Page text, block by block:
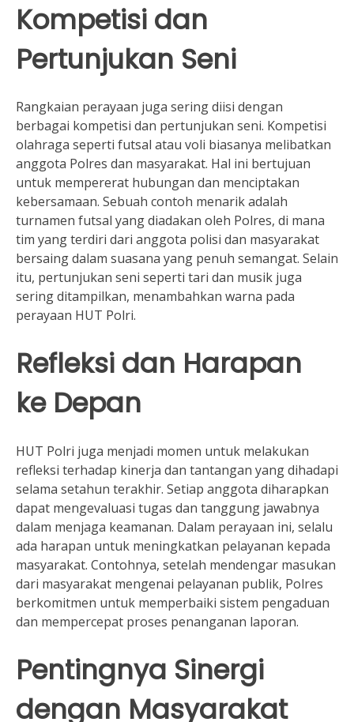
Kompetisi dan
Pertunjukan Seni
Rangkaian perayaan juga sering diisi dengan
berbagai kompetisi dan pertunjukan seni. Kompetisi
olahraga seperti futsal atau voli biasanya melibatkan
anggota Polres dan masyarakat. Hal ini bertujuan
untuk mempererat hubungan dan menciptakan
kebersamaan. Sebuah contoh menarik adalah
turnamen futsal yang diadakan oleh Polres, di mana
tim yang terdiri dari anggota polisi dan masyarakat
bersaing dalam suasana yang penuh semangat. Selain
itu, pertunjukan seni seperti tari dan musik juga
sering ditampilkan, menambahkan warna pada
perayaan HUT Polri.
Refleksi dan Harapan
ke Depan
HUT Polri juga menjadi momen untuk melakukan
refleksi terhadap kinerja dan tantangan yang dihadapi
selama setahun terakhir. Setiap anggota diharapkan
dapat mengevaluasi tugas dan tanggung jawabnya
dalam menjaga keamanan. Dalam perayaan ini, selalu
ada harapan untuk meningkatkan pelayanan kepada
masyarakat. Contohnya, setelah mendengar masukan
dari masyarakat mengenai pelayanan publik, Polres
berkomitmen untuk memperbaiki sistem pengaduan
dan mempercepat proses penanganan laporan.
Pentingnya Sinergi
dengan Masyarakat